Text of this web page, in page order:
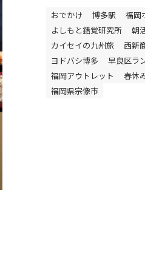
おでかけ 博多駅
福岡
よしもと錯覚研究所
朝
カイセイの九州旅
西新
ヨドバシ博多
早良区ラ
福岡アウトレット
春休
福岡県宗像市